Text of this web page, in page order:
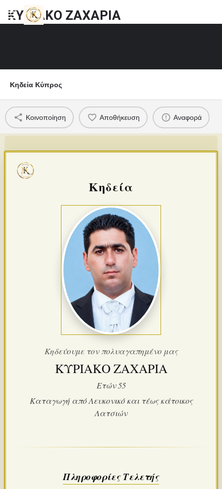
ΚΥΡΙΑΚΟ ΖΑΧΑΡΙΑ
Κηδεία Κύπρος
Κοινοποίηση Αποθήκευση Αναφορά
Κηδεία
Κηδεύουμε τον πολυαγαπημένο μας
ΚΥΡΙΑΚΟ ΖΑΧΑΡΙΑ
Ετών 55
Καταγωγή από Λευκονικό και τέως κάτοικος
Λατσιών
Πληροφορίες Τελετής